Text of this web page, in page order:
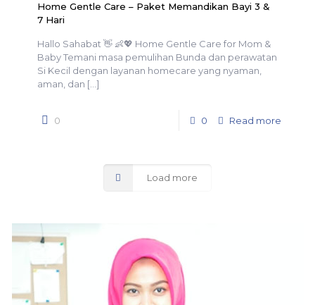
Home Gentle Care – Paket Memandikan Bayi 3 &
7 Hari
Hallo Sahabat 👋 👶💖 Home Gentle Care for Mom &
Baby Temani masa pemulihan Bunda dan perawatan
Si Kecil dengan layanan homecare yang nyaman,
aman, dan […]
0 0 Read more
Load more